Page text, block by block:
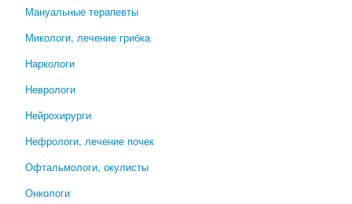
Мануальные терапевты
Микологи, лечение грибка
Наркологи
Неврологи
Нейрохирурги
Нефрологи, лечение почек
Офтальмологи, окулисты
Онкологи